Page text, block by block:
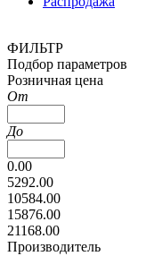
ФИЛЬТР
Подбор параметров
Розничная цена
От
До
0.00
5292.00
10584.00
15876.00
21168.00
Производитель